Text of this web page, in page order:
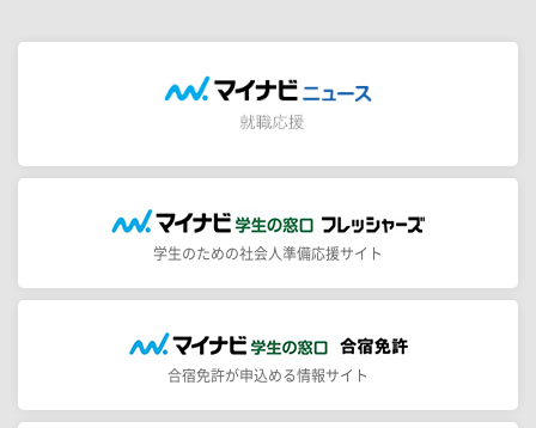
学生のための社会人準備応援サイト
合宿免許が申込める情報サイト